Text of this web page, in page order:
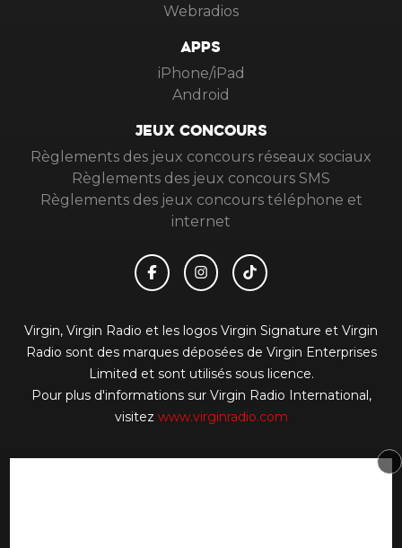
Webradios
APPS
iPhone/iPad
Android
JEUX CONCOURS
Règlements des jeux concours réseaux sociaux
Règlements des jeux concours SMS
Règlements des jeux concours téléphone et
internet
Virgin, Virgin Radio et les logos Virgin Signature et Virgin
Radio sont des marques déposées de Virgin Enterprises
Limited et sont utilisés sous licence.
Pour plus d'informations sur Virgin Radio International,
visitez www.virginradio.com